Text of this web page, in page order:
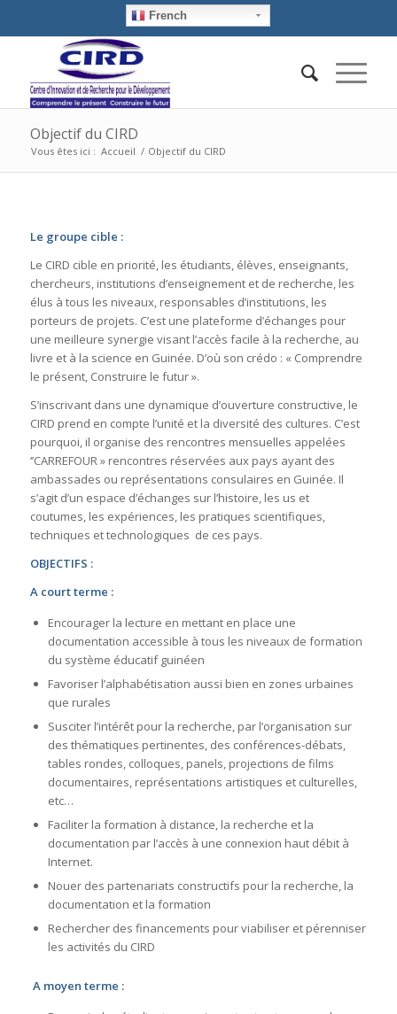
French
Objectif du CIRD
Vous êtes ici : Accueil / Objectif du CIRD
Le groupe cible :
Le CIRD cible en priorité, les étudiants, élèves, enseignants,
chercheurs, institutions d’enseignement et de recherche, les
élus à tous les niveaux, responsables d’institutions, les
porteurs de projets. C’est une plateforme d’échanges pour
une meilleure synergie visant l’accès facile à la recherche, au
livre et à la science en Guinée. D’où son crédo : « Comprendre
le présent, Construire le futur ».
S’inscrivant dans une dynamique d’ouverture constructive, le
CIRD prend en compte l’unité et la diversité des cultures. C’est
pourquoi, il organise des rencontres mensuelles appelées
‘’CARREFOUR » rencontres réservées aux pays ayant des
ambassades ou représentations consulaires en Guinée. Il
s’agit d’un espace d’échanges sur l’histoire, les us et
coutumes, les expériences, les pratiques scientifiques,
techniques et technologiques de ces pays.
OBJECTIFS :
A court terme :
Encourager la lecture en mettant en place une
documentation accessible à tous les niveaux de formation
du système éducatif guinéen
Favoriser l’alphabétisation aussi bien en zones urbaines
que rurales
Susciter l’intérêt pour la recherche, par l’organisation sur
des thématiques pertinentes, des conférences-débats,
tables rondes, colloques, panels, projections de films
documentaires, représentations artistiques et culturelles,
etc…
Faciliter la formation à distance, la recherche et la
documentation par l’accès à une connexion haut débit à
Internet.
Nouer des partenariats constructifs pour la recherche, la
documentation et la formation
Rechercher des financements pour viabiliser et pérenniser
les activités du CIRD
A moyen terme :